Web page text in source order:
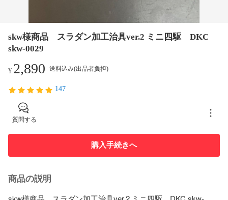
skw様商品 スラダン加工治具ver.2 ミニ四駆 DKC
skw-0029
¥2,890 送料込み(出品者負担)
147
質問する
購入手続きへ
商品の説明